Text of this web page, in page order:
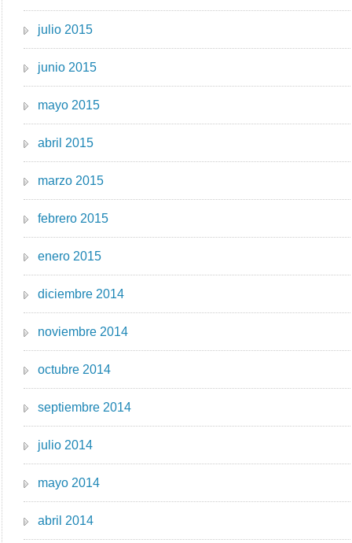
julio 2015
junio 2015
mayo 2015
abril 2015
marzo 2015
febrero 2015
enero 2015
diciembre 2014
noviembre 2014
octubre 2014
septiembre 2014
julio 2014
mayo 2014
abril 2014